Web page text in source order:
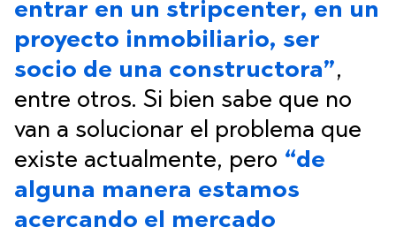
entrar en un stripcenter, en un
proyecto inmobiliario, ser
socio de una constructora”,
entre otros. Si bien sabe que no
van a solucionar el problema que
existe actualmente, pero “de
alguna manera estamos
acercando el mercado